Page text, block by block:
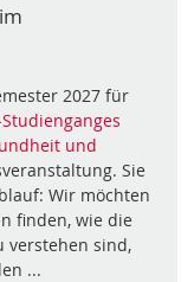
2027 für
und
Sie
Wir möchten
finden, wie die
verstehen sind,
...